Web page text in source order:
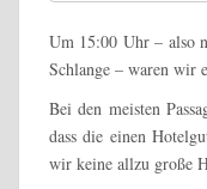
Um 15:00 Uhr – also
Schlange – waren wir
Bei den meisten
dass die einen
wir keine allzu große